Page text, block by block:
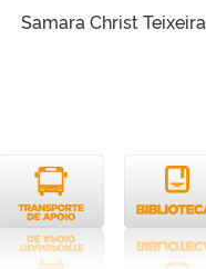
Samara Christ Teixeira